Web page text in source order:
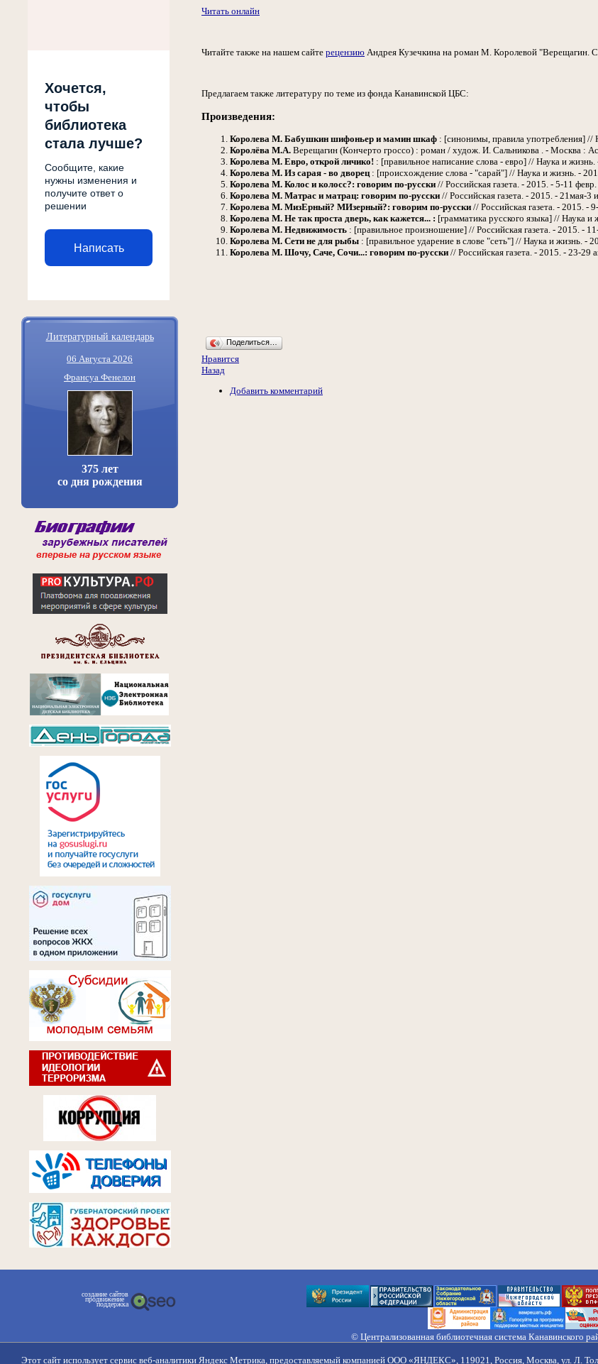
Хочется,
чтобы
библиотека
стала лучше?
Сообщите, какие
нужны изменения и
получите ответ о
решении
Написать
Литературный календарь
06 Августа 2026
Франсуа Фенелон
375 лет
со дня рождения
Читать онлайн
Читайте также на нашем сайте рецензию Андрея Кузечкина на роман М. Королевой "Верещагин.
Предлагаем также литературу по теме из фонда Канавинской ЦБС:
Произведения:
Королева М. Бабушкин шифоньер и мамин шкаф : [синонимы, правила употребления]
Королёва М.А. Верещагин (Кончерто гроссо) : роман / худож. И. Сальникова . - Москва :
Королева М. Евро, открой личико! : [правильное написание слова - евро] // Наука и
Королева М. Из сарая - во дворец: [происхождение слова - "сарай"] // Наука и жизнь. -
Королева М. Колос и колосс?: говорим по-русски // Российская газета. - 2015. - 5-11
Королева М. Матрас и матрац: говорим по-русски // Российская газета. - 2015. - 21мая-
Королева М. МизЕрный? МИзерный?: говорим по-русски // Российская газета. - 2015. -
Королева М. Не так проста дверь, как кажется... : [грамматика русского языка] // Наука
Королева М. Недвижимость : [правильное произношение] // Российская газета. - 2015. -
Королева М. Сети не для рыбы : [правильное ударение в слове "сеть"] // Наука и жизнь. -
Королева М. Шочу, Саче, Сочи...: говорим по-русски // Российская газета. - 2015. - 23-
Поделиться…
Нравится
Назад
Добавить комментарий
создание сайтов
продвижение
поддержка
© Централизованная библиотечная система Канавинского
Правила обработки персональных
Этот сайт использует сервис веб-аналитики Яндекс Метрика, предоставляемый компанией ООО «ЯНДЕКС», 119021, Россия, Москва, ул. Л.